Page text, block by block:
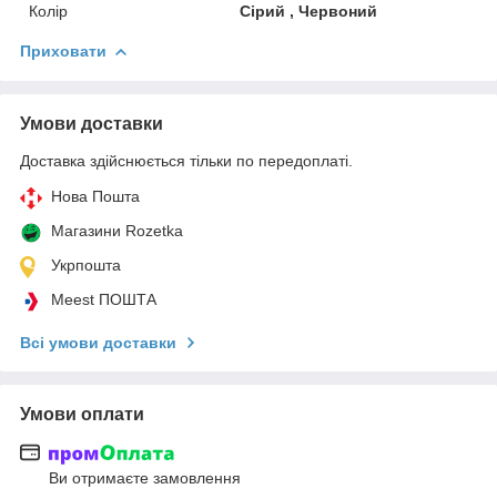
Колір
Сірий , Червоний
Приховати
Умови доставки
Доставка здійснюється тільки по передоплаті.
Нова Пошта
Магазини Rozetka
Укрпошта
Meest ПОШТА
Всі умови доставки
Умови оплати
Ви отримаєте замовлення